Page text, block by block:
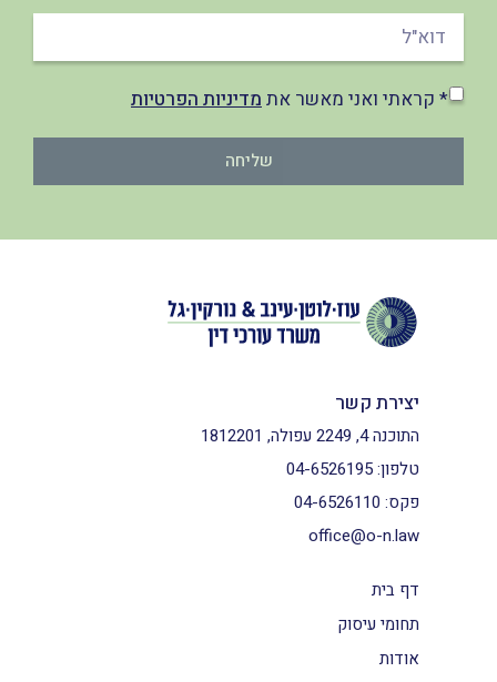
* קראתי ואני מאשר את מדיניות הפרטיות
שליחה
דף בית
תחומי עיסוק
אודות
יצירת קשר
התוכנה 4, 2249 עפולה, 1812201
טלפון:04-6526195
פקס: 04-6526110
office@o-n.law